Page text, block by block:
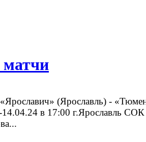
«Ярославич» (Ярославль) -
в 17:00 г.Ярославль СОК